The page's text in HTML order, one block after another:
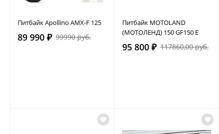
Питбайк Apollino AMX-F 125
89 990 ₽ 99990 руб.
Питбайк MOTOLAND
(МОТОЛЕНД) 150 GF150 E
95 800 ₽ 117860,00 руб.